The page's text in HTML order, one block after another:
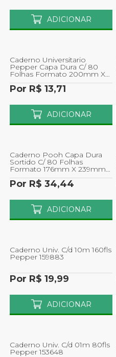
ADICIONAR
Caderno Universitario
Pepper Capa Dura C/ 80
Folhas Formato 200mm X
275mm Papel 56g/m Sortido
Por R$ 13,71
ADICIONAR
Caderno Pooh Capa Dura
Sortido C/ 80 Folhas
Formato 176mm X 239mm
Papel 63g/m Material
Escolar
Por R$ 34,44
ADICIONAR
Caderno Univ. C/d 10m 160fls
Pepper 159883
Por R$ 19,99
ADICIONAR
Caderno Univ. C/d 01m 80fls
Pepper 153648